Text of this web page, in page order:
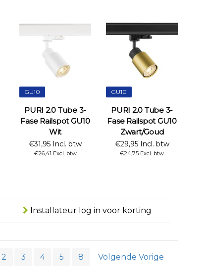
GU10
PURI 2.0 Tube 3-
Fase Railspot GU10
Wit
€31,95 Incl. btw
€26,41 Excl. btw
GU10
PURI 2.0 Tube 3-
Fase Railspot GU10
Zwart/Goud
€29,95 Incl. btw
€24,75 Excl. btw
Installateur log in voor korting
2 3 4 5 8 Volgende Vorige